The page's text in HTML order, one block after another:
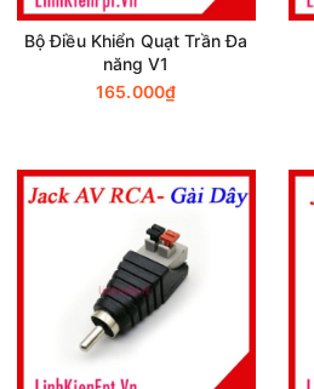
Bộ Điều Khiển Quạt Trần Đa
năng V1
165.000₫